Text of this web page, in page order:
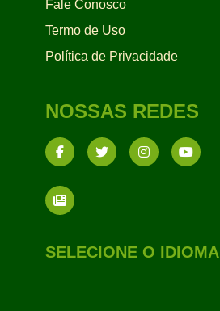
Fale Conosco
Termo de Uso
Política de Privacidade
NOSSAS REDES
SELECIONE O IDIOMA